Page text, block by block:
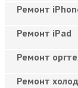
Ремонт
Ремонт iPad
Ремонт
Ремонт